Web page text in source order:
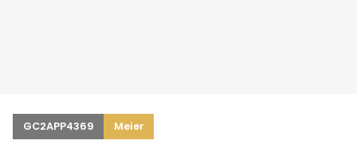
GC2APP4369 Meier